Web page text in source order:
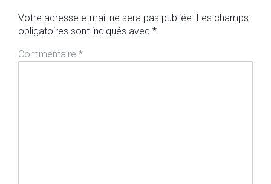
Votre adresse e-mail ne sera pas publiée. Les champs
obligatoires sont indiqués avec *
Commentaire *